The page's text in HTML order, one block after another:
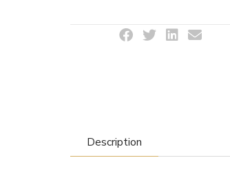
Description